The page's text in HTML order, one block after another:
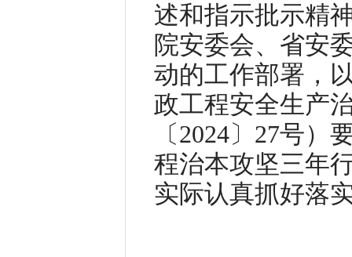
述和指示批示精
院安委会、省安
动的工作部署，
政工程安全生产
〔2024〕27号
程治本攻坚三年
实际认真抓好落